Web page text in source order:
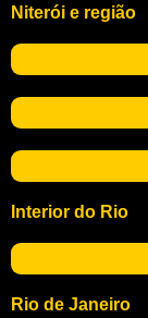
Niterói e região
Interior do Rio
Rio de Janeiro